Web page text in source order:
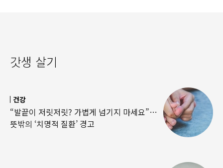
갓생 살기
건강
“발끝이 저릿저릿? 가볍게 넘기지 마세요”…
뜻밖의 ‘치명적 질환’ 경고